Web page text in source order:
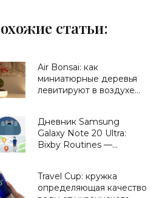
статьи:
Air Bonsai: как
миниатюрные деревья
левитируют в воздухе
Дневник Samsung
Galaxy Note 20 Ultra:
Bixby Routines —
будущее - «Смартфоны»
Travel Cup: кружка
определяющая качество